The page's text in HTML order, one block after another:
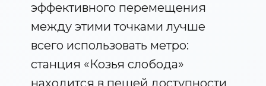
эффективного перемещения
между этими точками лучше
всего использовать метро:
станция «Козья слобода»
находится в пешей доступности